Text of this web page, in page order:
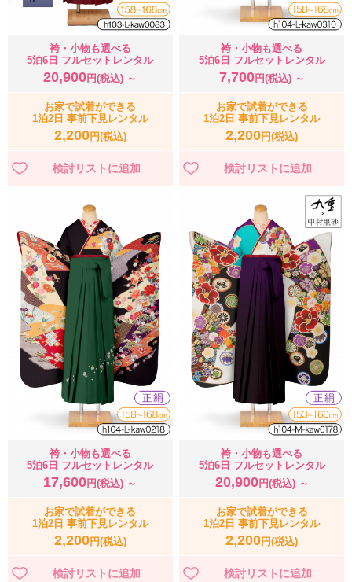
袴・小物も選べる
5泊6日 フルセットレンタル
20,900 円(税込) ～
お家で試着ができる
1泊2日 事前下見レンタル
2,200円(税込)
袴・小物も選べる
5泊6日 フルセットレンタル
7,700円(税込) ～
お家で試着ができる
1泊2日 事前下見レンタル
2,200円(税込)
袴・小物も選べる
5泊6日 フルセットレンタル
17,600 円(税込) ～
お家で試着ができる
1泊2日 事前下見レンタル
2,200円(税込)
袴・小物も選べる
5泊6日 フルセットレンタル
20,900円(税込) ～
お家で試着ができる
1泊2日 事前下見レンタル
2,200円(税込)